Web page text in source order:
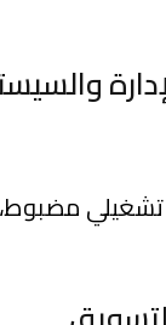
تشغيلي